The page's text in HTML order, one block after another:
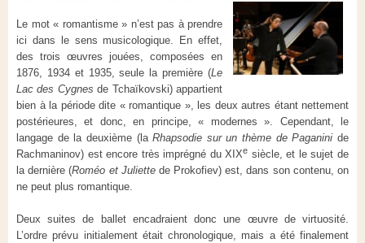
Le mot « romantisme » n’est pas à prendre
ici dans le sens musicologique. En effet,
des trois œuvres jouées, composées en
1876, 1934 et 1935, seule la première (Le
Lac des Cygnesde Tchaïkovski) appartient
bien à la période dite « romantique », les deux autres étant nettement
postérieures, et donc, en principe, « modernes ». Cependant, le
langage de la deuxième (laRhapsodie sur un thème de Paganini de
Rachmaninov) est encore très imprégné du XIXe siècle, et le sujet de
la dernière (Roméo et Juliettede Prokofiev) est, dans son contenu, on
ne peut plus romantique.
Deux suites de ballet encadraient donc une œuvre de virtuosité.
L’ordre prévu initialement était chronologique, mais a été finalement